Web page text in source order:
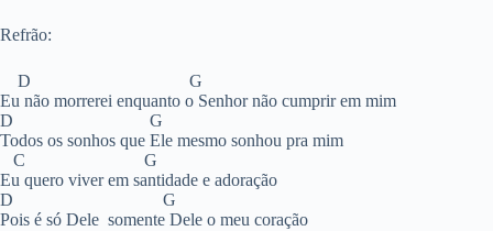
Refrão:
D G
Eu não morrerei enquanto o Senhor não cumprir em mim
D G
Todos os sonhos que Ele mesmo sonhou pra mim
C G
Eu quero viver em santidade e adoração
D G
Pois é só Dele somente Dele o meu coração